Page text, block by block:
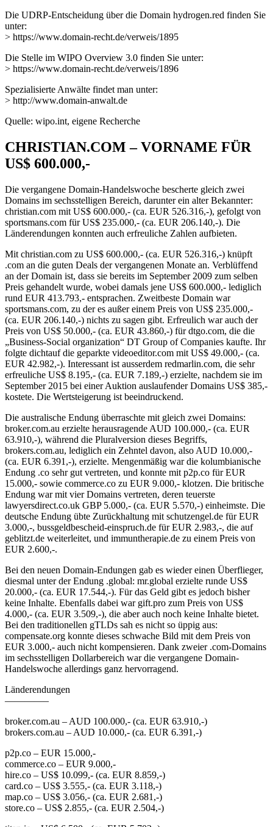
Die UDRP-Entscheidung über die Domain hydrogen.red finden Sie
unter:
> https://www.domain-recht.de/verweis/1895
Die Stelle im WIPO Overview 3.0 finden Sie unter:
> https://www.domain-recht.de/verweis/1896
Spezialisierte Anwälte findet man unter:
> http://www.domain-anwalt.de
Quelle: wipo.int, eigene Recherche
CHRISTIAN.COM – VORNAME FÜR
US$ 600.000,-
Die vergangene Domain-Handelswoche bescherte gleich zwei
Domains im sechsstelligen Bereich, darunter ein alter Bekannter:
christian.com mit US$ 600.000,- (ca. EUR 526.316,-), gefolgt von
sportsmans.com für US$ 235.000,- (ca. EUR 206.140,-). Die
Länderendungen konnten auch erfreuliche Zahlen aufbieten.
Mit christian.com zu US$ 600.000,- (ca. EUR 526.316,-) knüpft
.com an die guten Deals der vergangenen Monate an. Verblüffend
an der Domain ist, dass sie bereits im September 2009 zum selben
Preis gehandelt wurde, wobei damals jene US$ 600.000,- lediglich
rund EUR 413.793,- entsprachen. Zweitbeste Domain war
sportsmans.com, zu der es außer einem Preis von US$ 235.000,-
(ca. EUR 206.140,-) nichts zu sagen gibt. Erfreulich war auch der
Preis von US$ 50.000,- (ca. EUR 43.860,-) für dtgo.com, die die
„Business-Social organization“ DT Group of Companies kaufte. Ihr
folgte dichtauf die geparkte videoeditor.com mit US$ 49.000,- (ca.
EUR 42.982,-). Interessant ist ausserdem redmarlin.com, die sehr
erfreuliche US$ 8.195,- (ca. EUR 7.189,-) erzielte, nachdem sie im
September 2015 bei einer Auktion auslaufender Domains US$ 385,-
kostete. Die Wertsteigerung ist beeindruckend.
Die australische Endung überraschte mit gleich zwei Domains:
broker.com.au erzielte herausragende AUD 100.000,- (ca. EUR
63.910,-), während die Pluralversion dieses Begriffs,
brokers.com.au, lediglich ein Zehntel davon, also AUD 10.000,-
(ca. EUR 6.391,-), erzielte. Mengenmäßig war die kolumbianische
Endung .co sehr gut vertreten, und konnte mit p2p.co für EUR
15.000,- sowie commerce.co zu EUR 9.000,- klotzen. Die britische
Endung war mit vier Domains vertreten, deren teuerste
lawyersdirect.co.uk GBP 5.000,- (ca. EUR 5.570,-) einheimste. Die
deutsche Endung übte Zurückhaltung mit schutzengel.de für EUR
3.000,-, bussgeldbescheid-einspruch.de für EUR 2.983,-, die auf
geblitzt.de weiterleitet, und immuntherapie.de zu einem Preis von
EUR 2.600,-.
Bei den neuen Domain-Endungen gab es wieder einen Überflieger,
diesmal unter der Endung .global: mr.global erzielte runde US$
20.000,- (ca. EUR 17.544,-). Für das Geld gibt es jedoch bisher
keine Inhalte. Ebenfalls dabei war gift.pro zum Preis von US$
4.000,- (ca. EUR 3.509,-), die aber auch noch keine Inhalte bietet.
Bei den traditionellen gTLDs sah es nicht so üppig aus:
compensate.org konnte dieses schwache Bild mit dem Preis von
EUR 3.000,- auch nicht kompensieren. Dank zweier .com-Domains
im sechsstelligen Dollarbereich war die vergangene Domain-
Handelswoche allerdings ganz hervorragend.
Länderendungen
————–
broker.com.au – AUD 100.000,- (ca. EUR 63.910,-)
brokers.com.au – AUD 10.000,- (ca. EUR 6.391,-)
p2p.co – EUR 15.000,-
commerce.co – EUR 9.000,-
hire.co – US$ 10.099,- (ca. EUR 8.859,-)
card.co – US$ 3.555,- (ca. EUR 3.118,-)
map.co – US$ 3.056,- (ca. EUR 2.681,-)
store.co – US$ 2.855,- (ca. EUR 2.504,-)